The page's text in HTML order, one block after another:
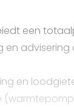
een
en
en